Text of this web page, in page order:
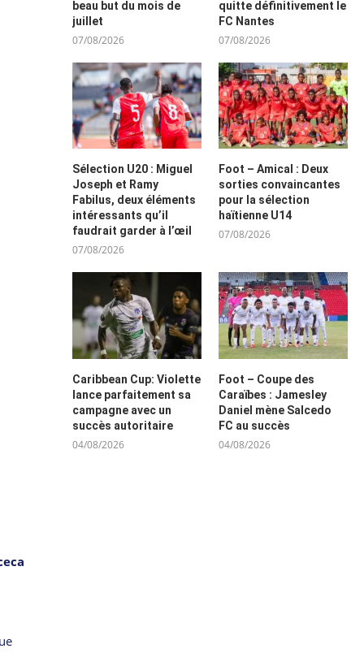
beau but du mois de
juillet
07/08/2026
quitte définitivement le
FC Nantes
07/08/2026
Sélection U20 : Miguel
Joseph et Ramy
Fabilus, deux éléments
intéressants qu’il
faudrait garder à l’œil
07/08/2026
Foot – Amical : Deux
sorties convaincantes
pour la sélection
haïtienne U14
07/08/2026
Caribbean Cup: Violette
lance parfaitement sa
campagne avec un
succès autoritaire
04/08/2026
Foot – Coupe des
Caraïbes : Jamesley
Daniel mène Salcedo
FC au succès
04/08/2026